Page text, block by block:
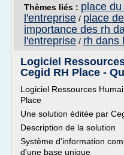
Thèmes liés : place
l'entreprise / place
importance des rh
l'entreprise / rh dans
Logiciel
Cegid RH Place -
Logiciel Ressources
Place
Une solution éditée par
Description de la solution
Système d'information
d'une base unique